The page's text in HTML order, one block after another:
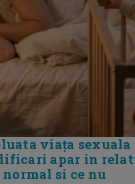
viața sexuala
apar in
si ce nu